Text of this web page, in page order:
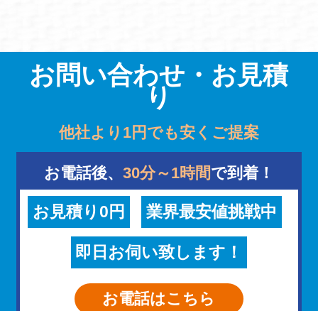
お問い合わせ・お見積
り
他社より1円でも安くご提案
お電話後、 30分～1時間で到着！
お見積り0円 業界最安値挑戦中
即日お伺い致します！
お電話はこちら